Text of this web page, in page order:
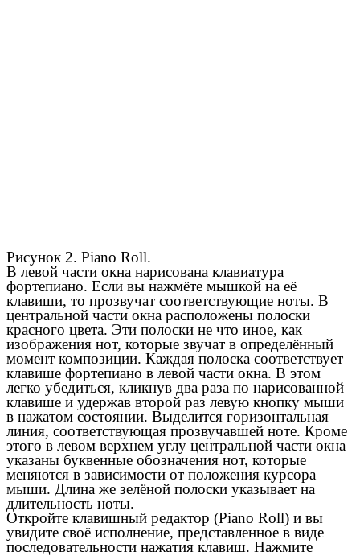
Рисунок 2. Piano Roll.
B левой части окна нарисована клавиатура
фортепиано. Если вы нажмёте мышкой на её
клавиши, то прозвучат соответствующие ноты. В
центральной части окна расположены полоски
красного цвета. Эти полоски не что иное, как
изображения нот, которые звучат в определённый
момент композиции. Каждая полоска соответствует
клавише фортепиано в левой части окна. В этом
легко убедиться, кликнув два раза по нарисованной
клавише и удержав второй раз левую кнопку мыши
в нажатом состоянии. Выделится горизонтальная
линия, соответствующая прозвучавшей ноте. Кроме
этого в левом верхнем углу центральной части окна
указаны буквенные обозначения нот, которые
меняются в зависимости от положения курсора
мыши. Длина же зелёной полоски указывает на
длительность ноты.
Откройте клавишный редактор (Piano Roll) и вы
увидите своё исполнение, представленное в виде
последовательности нажатия клавиш. Нажмите